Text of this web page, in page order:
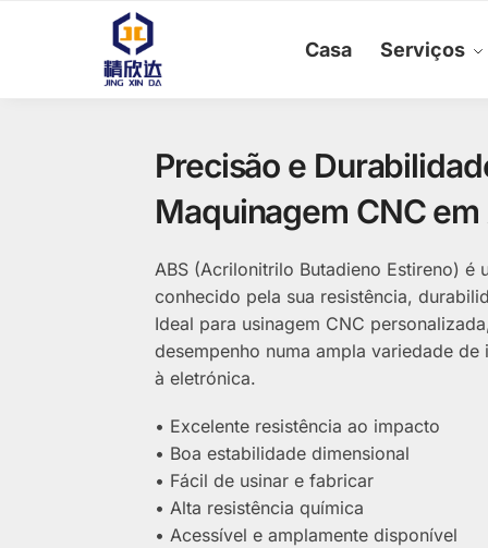
Casa Serviços
Precisão e
Maquinagem CNC em
ABS (Acrilonitrilo Butadieno Estireno) é
conhecido pela sua resistência,
Ideal para usinagem CNC
desempenho numa ampla variedade
à eletrónica.
• Excelente resistência ao impacto
• Boa estabilidade dimensional
• Fácil de usinar e fabricar
• Alta resistência química
• Acessível e amplamente disponível